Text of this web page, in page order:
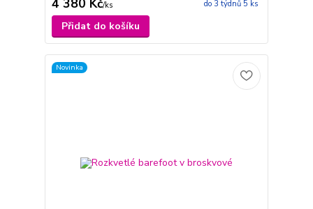
/ks do 3 týdnů 5 ks
Přidat do košíku
Novinka